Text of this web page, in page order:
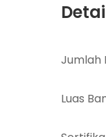
Jumlah
Luas